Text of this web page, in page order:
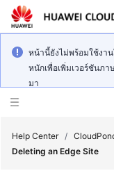
หน้านี้ยังไม่พร้อมใช้งา
หนักเพื่อเพิ่มเวอร์ชันภ
มา
Help Center /
Deleting an Edge Site